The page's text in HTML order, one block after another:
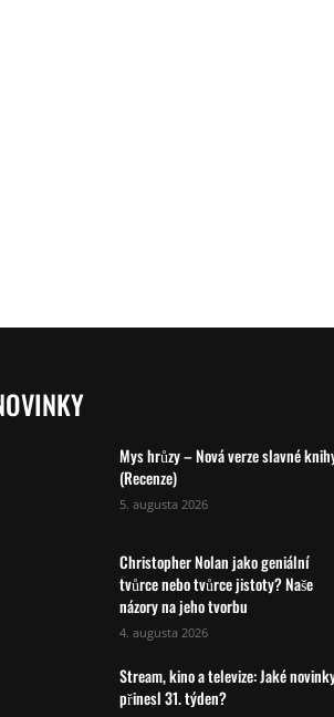
Mys hrůzy – Nová verze slavné
(Recenze)
5. augusta 2026
Christopher Nolan jako geniální
tvůrce nebo tvůrce jistoty? Naše
názory na jeho tvorbu
4. augusta 2026
Stream, kino a televize: Jaké
přinesl 31. týden?